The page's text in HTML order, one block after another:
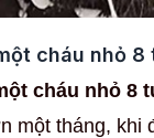
cháu nhỏ
cháu nhỏ 8
một tháng,